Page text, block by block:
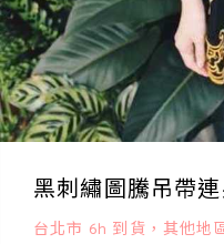
黑刺繡圖騰吊帶
台北市 6h 到貨，其他地